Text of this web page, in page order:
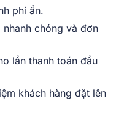
phí ẩn.
chóng và đơn
lần thanh toán đầu
khách hàng đặt lên